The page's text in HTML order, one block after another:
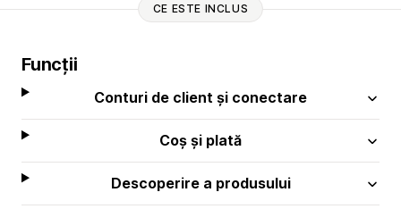
CE ESTE INCLUS
Funcții
Conturi de client și conectare
Coș și plată
Descoperire a produsului